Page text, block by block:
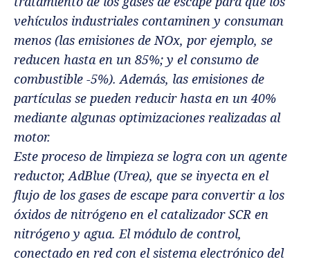
vehículos industriales contaminen y consuman
menos (las emisiones de NOx, por ejemplo, se
reducen hasta en un 85%; y el consumo de
combustible -5%). Además, las emisiones de
partículas se pueden reducir hasta en un 40%
mediante algunas optimizaciones realizadas al
motor.
Este proceso de limpieza se logra con un agente
reductor, AdBlue (Urea), que se inyecta en el
flujo de los gases de escape para convertir a los
óxidos de nitrógeno en el catalizador SCR en
nitrógeno y agua. El módulo de control,
conectado en red con el sistema electrónico del